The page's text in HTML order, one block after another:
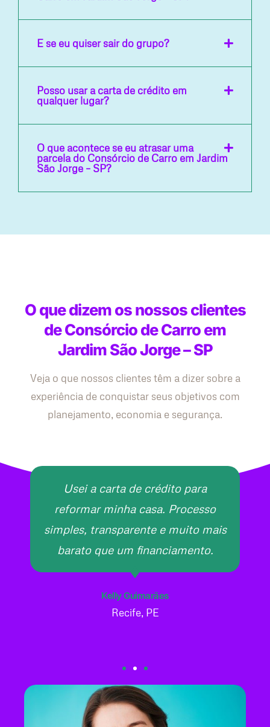
E se eu quiser sair do grupo?
Posso usar a carta de crédito em
qualquer lugar?
O que acontece se eu atrasar uma
parcela do Consórcio de Carro em Jardim
São Jorge – SP?
O que dizem os nossos clientes
de Consórcio de Carro em
Jardim São Jorge – SP
Veja o que nossos clientes têm a dizer sobre a
experiência de conquistar seus objetivos com
planejamento, economia e segurança.
Usei a carta de crédito para
reformar minha casa. Processo
simples, transparente e muito mais
barato que um financiamento.
Kelly Guimarães
Recife, PE